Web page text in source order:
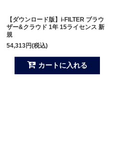
【ダウンロード版】i-FILTER ブラウ
ザー&クラウド 1年 15ライセンス 新
規
54,313円(税込)
カートに入れる